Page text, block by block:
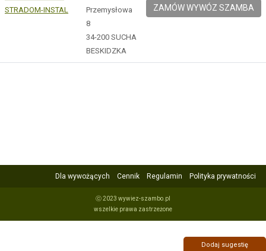
STRADOM-INSTAL
Przemysłowa
8
34-200 SUCHA
BESKIDZKA
ZAMÓW WYWÓZ SZAMBA
Dla wywożących Cennik Regulamin Polityka prywatności
ⓒ 2023 wywiez-szambo.pl
wszelkie prawa zastrzeżone
Dodaj sugestię